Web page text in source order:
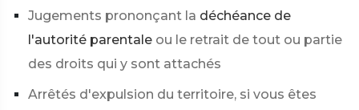
Jugements prononçant la déchéance de
l'autorité parentale ou le retrait de tout ou partie
des droits qui y sont attachés
Arrêtés d'expulsion du territoire, si vous êtes